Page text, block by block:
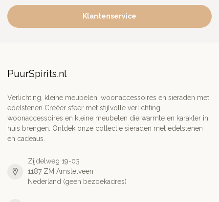
Klantenservice
PuurSpirits.nl
Verlichting, kleine meubelen, woonaccessoires en sieraden met
edelstenen Creëer sfeer met stijlvolle verlichting,
woonaccessoires en kleine meubelen die warmte en karakter in
huis brengen. Ontdek onze collectie sieraden met edelstenen
en cadeaus.
Zijdelweg 19-03
1187 ZM Amstelveen
Nederland (geen bezoekadres)